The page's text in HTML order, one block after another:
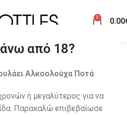
από 18?
Αλκοολούχα Ποτά
ή μεγαλύτερος για να
Παρακαλώ επιβεβαίωσε
0 0.00